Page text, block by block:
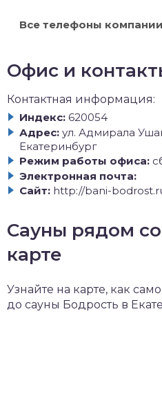
Все телефоны
Офис и
Контактная информация:
Индекс: 620054
Адрес: ул. Адмирала
Екатеринбург
Режим работы офиса:
Электронная почта:
Сайт: http://bani-
Сауны рядом
карте
Узнайте на карте, как
до сауны Бодрость в